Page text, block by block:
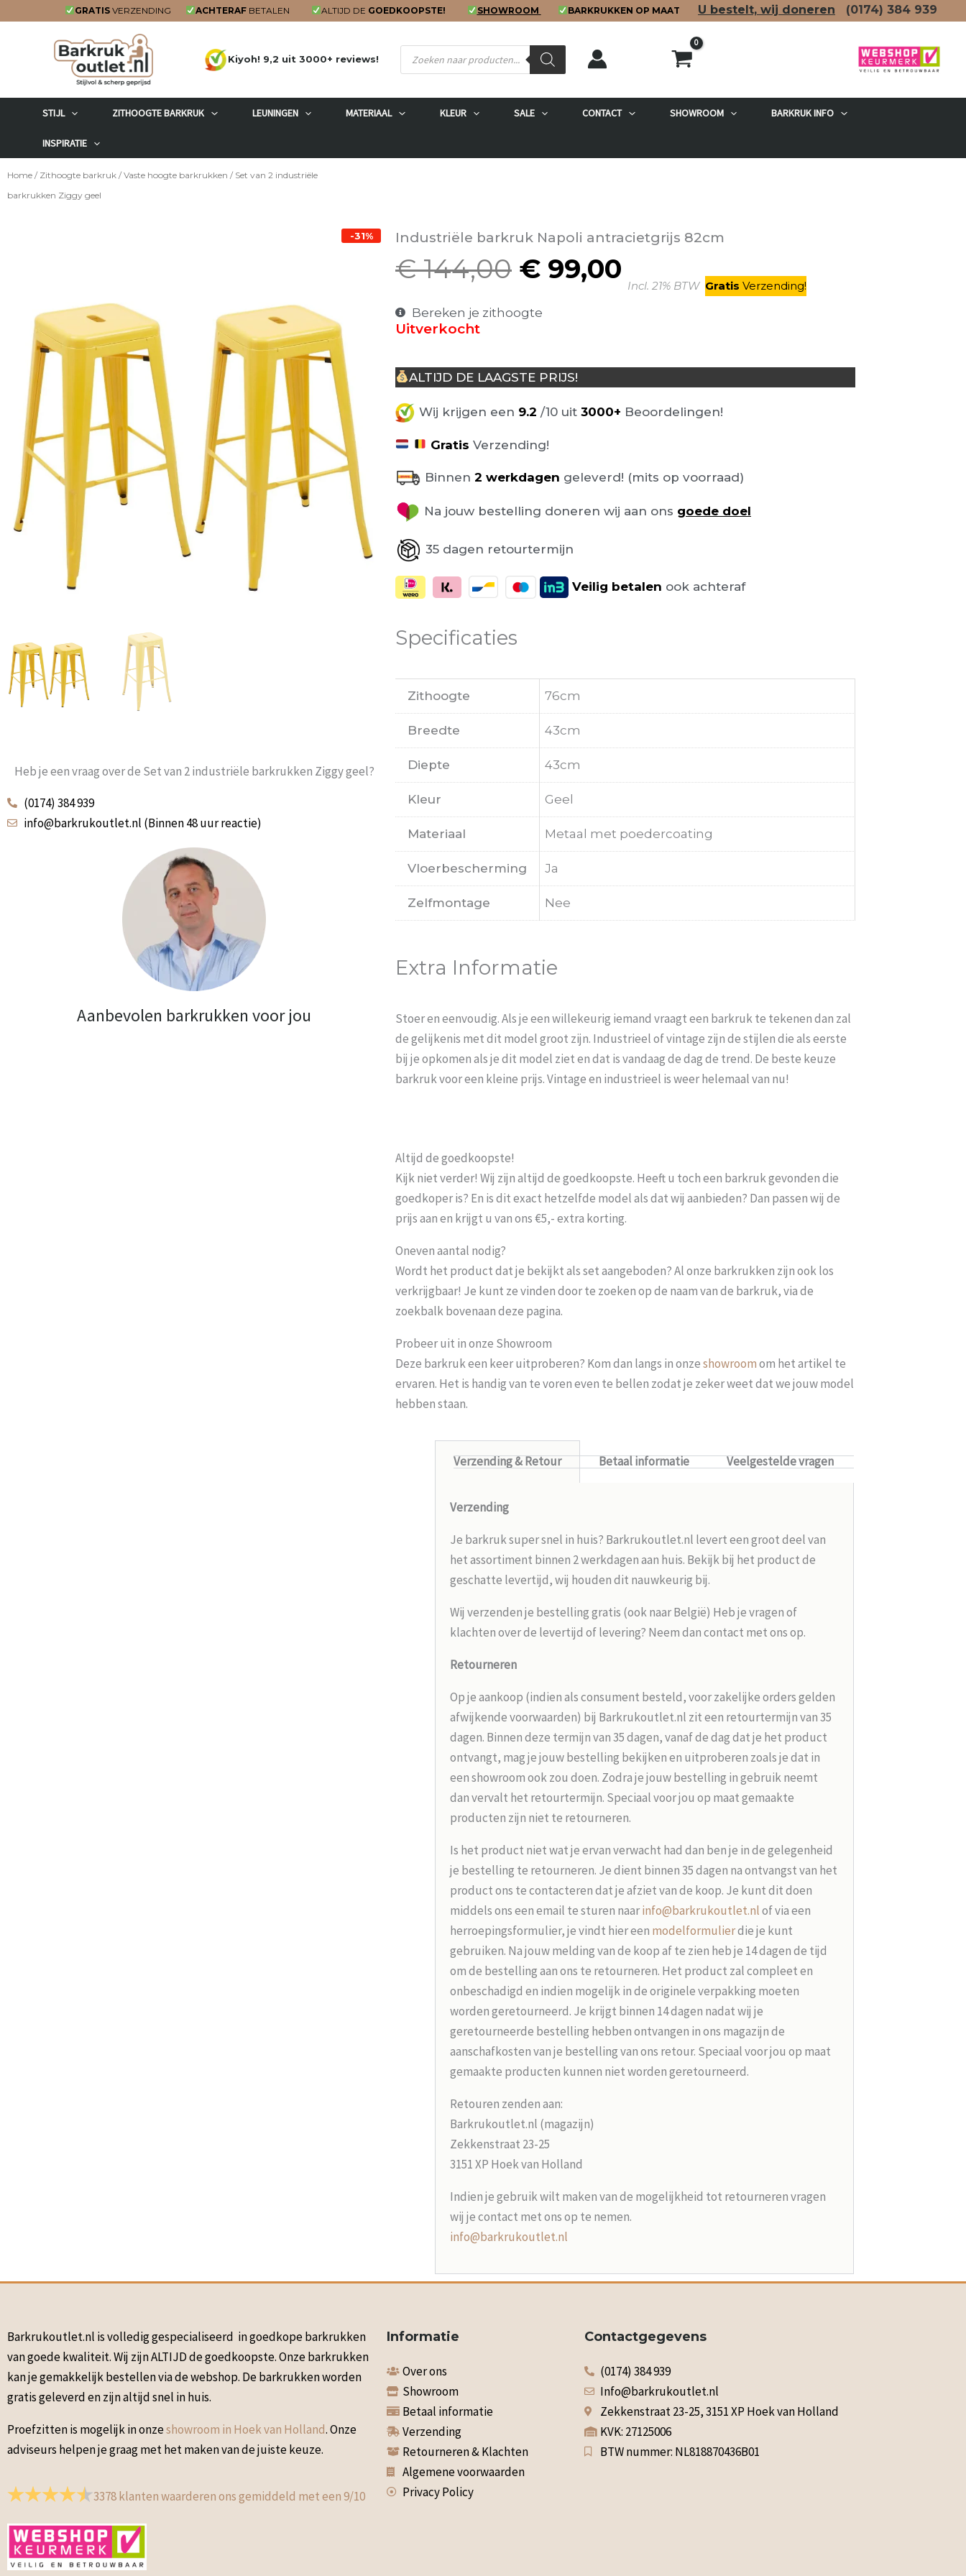
GRATIS VERZENDING ACHTERAF BETALEN ALTIJD DE GOEDKOOPSTE! SHOWROOM BARKRUKKEN OP MAAT U bestelt, wij doneren (0174) 384 939
Kiyoh! 9,2 uit 3000+ reviews!
Producten
zoeken
STIJL ZITHOOGTE BARKRUK LEUNINGEN MATERIAAL KLEUR SALE CONTACT SHOWROOM BARKRUK INFO
INSPIRATIE
Home / Zithoogte barkruk / Vaste hoogte barkrukken / Set van 2 industriële
barkrukken Ziggy geel
-31%
Heb je een vraag over de Set van 2 industriële barkrukken Ziggy geel?
(0174) 384 939
info@barkrukoutlet.nl (Binnen 48 uur reactie)
Aanbevolen barkrukken voor jou
Industriële barkruk Napoli antracietgrijs 82cm
€144,00 Oorspronkelijke
was:
€ 99,00 Huidige
prijs
Incl. 21% BTW Gratis Verzending!
Bereken je zithoogte
Uitverkocht
ALTIJD DE LAAGSTE PRIJS!
Wij krijgen een 9.2 /10 uit 3000+ Beoordelingen!
Gratis Verzending!
Binnen 2 werkdagen geleverd! (mits op voorraad)
Na jouw bestelling doneren wij aan ons goede doel
35 dagen retourtermijn
Veilig betalen ook achteraf
Specificaties
Zithoogte 76cm
Breedte 43cm
Diepte 43cm
Kleur Geel
Materiaal Metaal met poedercoating
Vloerbescherming Ja
Zelfmontage Nee
Extra Informatie
Stoer en eenvoudig. Als je een willekeurig iemand vraagt een barkruk te tekenen dan zal
de gelijkenis met dit model groot zijn. Industrieel of vintage zijn de stijlen die als eerste
bij je opkomen als je dit model ziet en dat is vandaag de dag de trend. De beste keuze
barkruk voor een kleine prijs. Vintage en industrieel is weer helemaal van nu!
Altijd de goedkoopste!
Kijk niet verder! Wij zijn altijd de goedkoopste. Heeft u toch een barkruk gevonden die
goedkoper is? En is dit exact hetzelfde model als dat wij aanbieden? Dan passen wij de
prijs aan en krijgt u van ons €5,- extra korting.
Oneven aantal nodig?
Wordt het product dat je bekijkt als set aangeboden? Al onze barkrukken zijn ook los
verkrijgbaar! Je kunt ze vinden door te zoeken op de naam van de barkruk, via de
zoekbalk bovenaan deze pagina.
Probeer uit in onze Showroom
Deze barkruk een keer uitproberen? Kom dan langs in onzeshowroomom het artikel te
ervaren. Het is handig van te voren even te bellen zodat je zeker weet dat we jouw model
hebben staan.
Verzending & Retour Betaal informatie Veelgestelde vragen
Verzending
Je barkruk super snel in huis? Barkrukoutlet.nl levert een groot deel van
het assortiment binnen 2 werkdagen aan huis. Bekijk bij het product de
geschatte levertijd, wij houden dit nauwkeurig bij.
Wij verzenden je bestelling gratis (ook naar België) Heb je vragen of
klachten over de levertijd of levering? Neem dan contact met ons op.
Retourneren
Op je aankoop (indien als consument besteld, voor zakelijke orders gelden
afwijkende voorwaarden) bij Barkrukoutlet.nl zit een retourtermijn van 35
dagen. Binnen deze termijn van 35 dagen, vanaf de dag dat je het product
ontvangt, mag je jouw bestelling bekijken en uitproberen zoals je dat in
een showroom ook zou doen. Zodra je jouw bestelling in gebruik neemt
dan vervalt het retourtermijn. Speciaal voor jou op maat gemaakte
producten zijn niet te retourneren.
Is het product niet wat je ervan verwacht had dan ben je in de gelegenheid
je bestelling te retourneren. Je dient binnen 35 dagen na ontvangst van het
product ons te contacteren dat je afziet van de koop. Je kunt dit doen
middels ons een email te sturen naarinfo@barkrukoutlet.nlof via een
herroepingsformulier, je vindt hier een modelformulierdie je kunt
gebruiken. Na jouw melding van de koop af te zien heb je 14 dagen de tijd
om de bestelling aan ons te retourneren. Het product zal compleet en
onbeschadigd en indien mogelijk in de originele verpakking moeten
worden geretourneerd. Je krijgt binnen 14 dagen nadat wij je
geretourneerde bestelling hebben ontvangen in ons magazijn de
aanschafkosten van je bestelling van ons retour. Speciaal voor jou op maat
gemaakte producten kunnen niet worden geretourneerd.
Retouren zenden aan:
Barkrukoutlet.nl (magazijn)
Zekkenstraat 23-25
3151 XP Hoek van Holland
Indien je gebruik wilt maken van de mogelijkheid tot retourneren vragen
wij je contact met ons op te nemen.
info@barkrukoutlet.nl
Barkrukoutlet.nl is volledig gespecialiseerd in goedkope barkrukken
van goede kwaliteit. Wij zijn ALTIJD de goedkoopste. Onze barkrukken
kan je gemakkelijk bestellen via de webshop. De barkrukken worden
gratis geleverd en zijn altijd snel in huis.
Proefzitten is mogelijk in onzeshowroom in Hoek van Holland. Onze
adviseurs helpen je graag met het maken van de juiste keuze.
3378klanten waarderen ons gemiddeld met een9/10
Informatie
Over ons
Showroom
Betaal informatie
Verzending
Retourneren & Klachten
Algemene voorwaarden
Privacy Policy
Contactgegevens
(0174) 384 939
Info@barkrukoutlet.nl
Zekkenstraat 23-25, 3151 XP Hoek van Holland
KVK: 27125006
BTW nummer: NL818870436B01